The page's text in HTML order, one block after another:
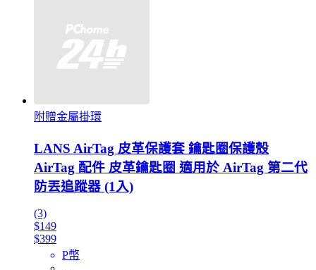
附贈金屬掛環
LANS AirTag 皮革保護套 鑰匙圈保護殼
AirTag 配件 皮革鑰匙圈 適用於 AirTag 第二代
防丟追蹤器 (1入)
(3)
$149
$399
P幣